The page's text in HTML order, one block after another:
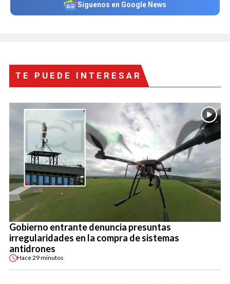
Síguenos en Google News
TE PUEDE INTERESAR
Gobierno entrante denuncia presuntas
irregularidades en la compra de sistemas
antidrones
Hace29 minutos